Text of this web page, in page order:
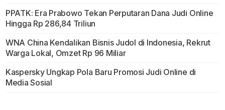
PPATK: Era Prabowo Tekan Perputaran Dana Judi Online
Hingga Rp 286,84 Triliun
WNA China Kendalikan Bisnis Judol di Indonesia, Rekrut
Warga Lokal, Omzet Rp 96 Miliar
Kaspersky Ungkap Pola Baru Promosi Judi Online di
Media Sosial